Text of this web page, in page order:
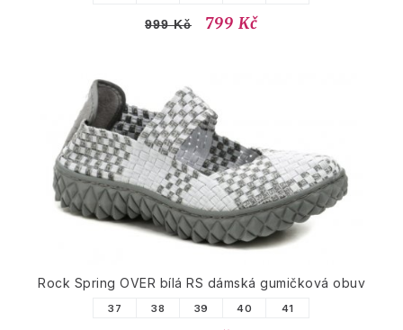
999 Kč 799 Kč
Rock Spring OVER bílá RS dámská gumičková obuv
37 38 39 40 41